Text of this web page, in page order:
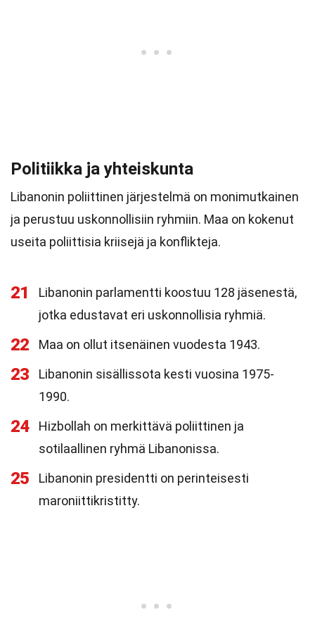
Politiikka ja yhteiskunta
Libanonin poliittinen järjestelmä on monimutkainen
ja perustuu uskonnollisiin ryhmiin. Maa on kokenut
useita poliittisia kriisejä ja konflikteja.
21
Libanonin parlamentti koostuu 128 jäsenestä,
jotka edustavat eri uskonnollisia ryhmiä.
22 Maa on ollut itsenäinen vuodesta 1943.
23
Libanonin sisällissota kesti vuosina 1975-
1990.
24
Hizbollah on merkittävä poliittinen ja
sotilaallinen ryhmä Libanonissa.
25
Libanonin presidentti on perinteisesti
maroniittikristitty.